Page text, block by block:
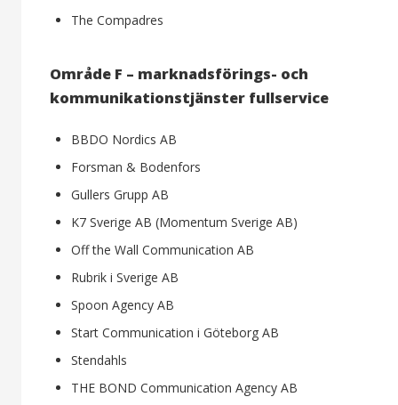
The Compadres
Område F – marknadsförings- och
kommunikationstjänster fullservice
BBDO Nordics AB
Forsman & Bodenfors
Gullers Grupp AB
K7 Sverige AB (Momentum Sverige AB)
Off the Wall Communication AB
Rubrik i Sverige AB
Spoon Agency AB
Start Communication i Göteborg AB
Stendahls
THE BOND Communication Agency AB